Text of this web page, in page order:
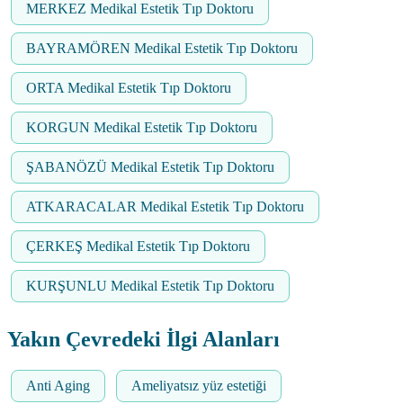
MERKEZ Medikal Estetik Tıp Doktoru
BAYRAMÖREN Medikal Estetik Tıp Doktoru
ORTA Medikal Estetik Tıp Doktoru
KORGUN Medikal Estetik Tıp Doktoru
ŞABANÖZÜ Medikal Estetik Tıp Doktoru
ATKARACALAR Medikal Estetik Tıp Doktoru
ÇERKEŞ Medikal Estetik Tıp Doktoru
KURŞUNLU Medikal Estetik Tıp Doktoru
Yakın Çevredeki İlgi Alanları
Anti Aging Ameliyatsız yüz estetiği